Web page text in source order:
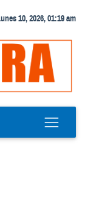
10, 2026, 01:19 am